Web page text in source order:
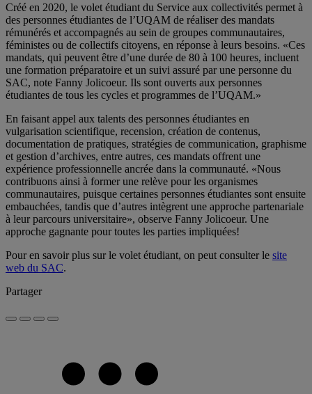
Créé en 2020, le volet étudiant du Service aux collectivités permet à
des personnes étudiantes de l’UQAM de réaliser des mandats
rémunérés et accompagnés au sein de groupes communautaires,
féministes ou de collectifs citoyens, en réponse à leurs besoins. «Ces
mandats, qui peuvent être d’une durée de 80 à 100 heures, incluent
une formation préparatoire et un suivi assuré par une personne du
SAC, note Fanny Jolicoeur. Ils sont ouverts aux personnes
étudiantes de tous les cycles et programmes de l’UQAM.»
En faisant appel aux talents des personnes étudiantes en
vulgarisation scientifique, recension, création de contenus,
documentation de pratiques, stratégies de communication, graphisme
et gestion d’archives, entre autres, ces mandats offrent une
expérience professionnelle ancrée dans la communauté. «Nous
contribuons ainsi à former une relève pour les organismes
communautaires, puisque certaines personnes étudiantes sont ensuite
embauchées, tandis que d’autres intègrent une approche partenariale
à leur parcours universitaire», observe Fanny Jolicoeur. Une
approche gagnante pour toutes les parties impliquées!
Pour en savoir plus sur le volet étudiant, on peut consulter le site
web du SAC.
Partager